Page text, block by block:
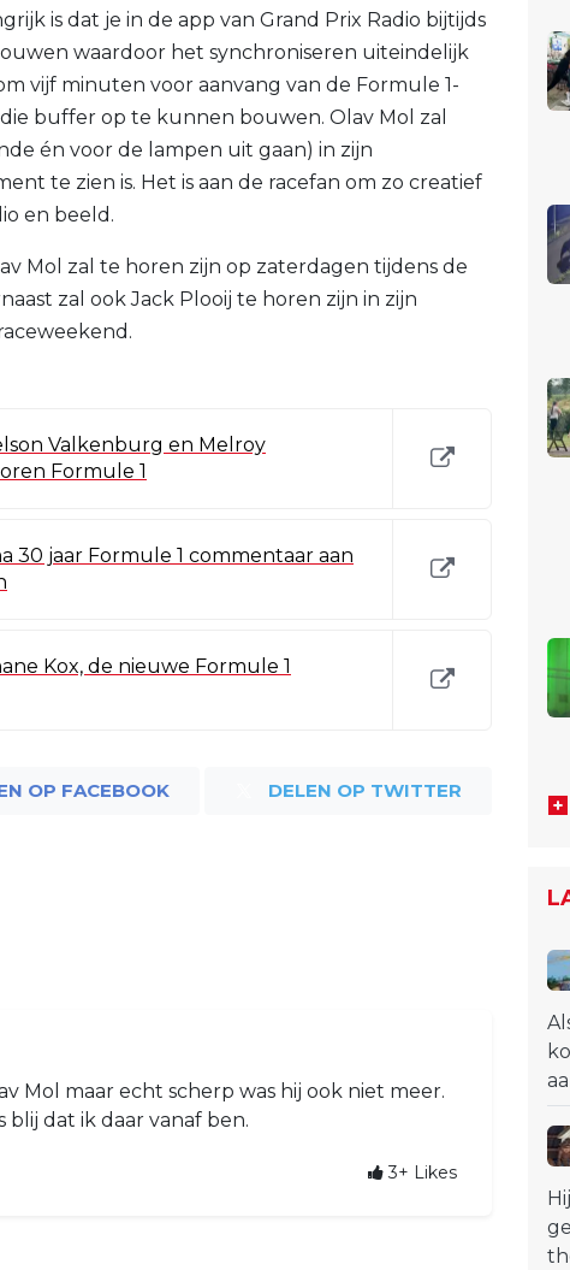
is dat je in de app van Grand Prix Radio bijtijds
waardoor het synchroniseren uiteindelijk
vijf minuten voor aanvang van de Formule 1-
buffer op te kunnen bouwen. Olav Mol zal
én voor de lampen uit gaan) in zijn
te zien is. Het is aan de racefan om zo creatief
en beeld.
Mol zal te horen zijn op zaterdagen tijdens de
zal ook Jack Plooij te horen zijn in zijn
Valkenburg en Melroy
Formule 1
30 jaar Formule 1 commentaar aan
Kox, de nieuwe Formule 1
OP FACEBOOK DELEN OP TWITTER
Mol maar echt scherp was hij ook niet meer.
blij dat ik daar vanaf ben.
3+ Likes